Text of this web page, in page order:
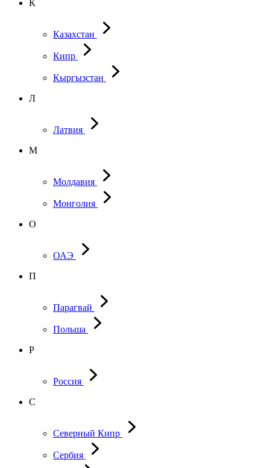
К
Казахстан
Кипр
Кыргызстан
Л
Латвия
М
Молдавия
Монголия
О
ОАЭ
П
Парагвай
Польша
Р
Россия
С
Северный Кипр
Сербия